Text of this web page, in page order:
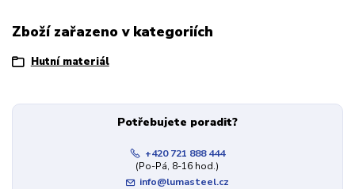
Zboží zařazeno v kategoriích
Hutní materiál
Potřebujete poradit?
+420 721 888 444
(Po-Pá, 8-16 hod.)
info@lumasteel.cz